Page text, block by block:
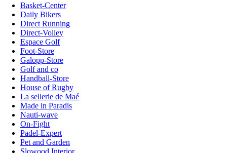
Basket-Center
Daily Bikers
Direct Running
Direct-Volley
Espace Golf
Foot-Store
Galopp-Store
Golf and co
Handball-Store
House of Rugby
La sellerie de Maé
Made in Paradis
Nauti-wave
On-Fight
Padel-Expert
Pet and Garden
Slowood Interior